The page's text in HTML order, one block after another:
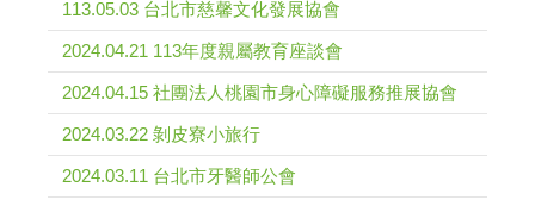
113.05.03 台北市慈馨文化發展協會
2024.04.21 113年度親屬教育座談會
2024.04.15 社團法人桃園市身心障礙服務推展協會
2024.03.22 剝皮寮小旅行
2024.03.11 台北市牙醫師公會